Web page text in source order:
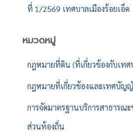
ที่ 1/2569 เทศบาลเมืองร้อยเอ็ด
หมวดหมู่
กฎหมายที่ดิน (ที่เกี่ยวข้องกับเทศ
กฎหมายที่เกี่ยวข้องและเทศบัญ
การจัดมาตรฐานบริการสาธารณ
ส่วนท้องถิ่น